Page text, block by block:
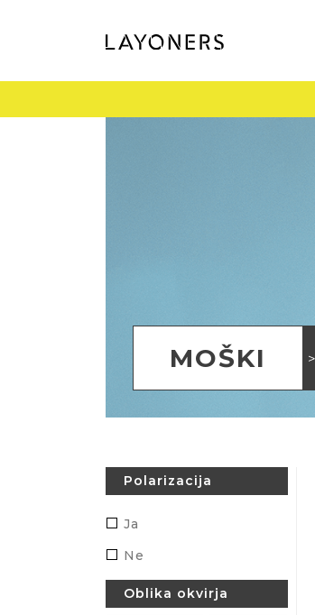
MOŠKI
Polarizacija
Ja
Ne
Oblika okvirja